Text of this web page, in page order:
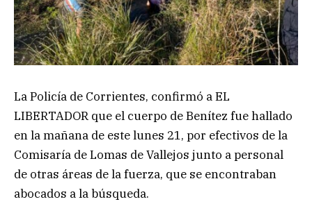
La Policía de Corrientes, confirmó a EL
LIBERTADOR que el cuerpo de Benítez fue hallado
en la mañana de este lunes 21, por efectivos de la
Comisaría de Lomas de Vallejos junto a personal
de otras áreas de la fuerza, que se encontraban
abocados a la búsqueda.